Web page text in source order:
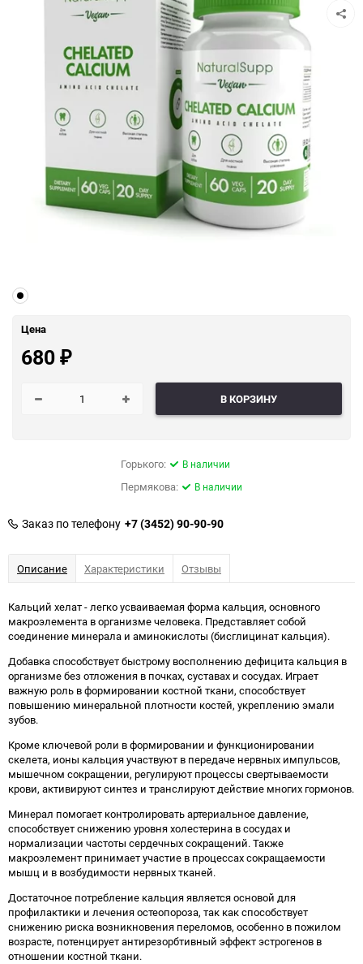
Цена
680 ₽
В КОРЗИНУ
Горького: В наличии
Пермякова: В наличии
Заказ по телефону +7 (3452) 90-90-90
Описание Характеристики Отзывы
Кальций хелат - легко усваиваемая форма кальция, основного
макроэлемента в организме человека. Представляет собой
соединение минерала и аминокислоты (бисглицинат кальция).
Добавка способствует быстрому восполнению дефицита кальция в
организме без отложения в почках, суставах и сосудах. Играет
важную роль в формировании костной ткани, способствует
повышению минеральной плотности костей, укреплению эмали
зубов.
Кроме ключевой роли в формировании и функционировании
скелета, ионы кальция участвуют в передаче нервных импульсов,
мышечном сокращении, регулируют процессы свертываемости
крови, активируют синтез и транслируют действие многих гормонов.
Минерал помогает контролировать артериальное давление,
способствует снижению уровня холестерина в сосудах и
нормализации частоты сердечных сокращений. Также
макроэлемент принимает участие в процессах сокращаемости
мышц и в возбудимости нервных тканей.
Достаточное потребление кальция является основой для
профилактики и лечения остеопороза, так как способствует
снижению риска возникновения переломов, особенно в пожилом
возрасте, потенцирует антирезорбтивный эффект эстрогенов в
отношении костной ткани.